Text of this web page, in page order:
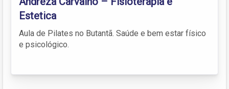
Estetica
Aula de Pilates no Butantã. Saúde e bem estar físico
e psicológico.